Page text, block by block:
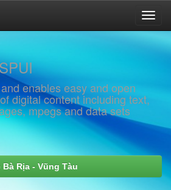
enables easy and open
digital content including text,
mpegs and data sets
Rịa - Vũng Tàu